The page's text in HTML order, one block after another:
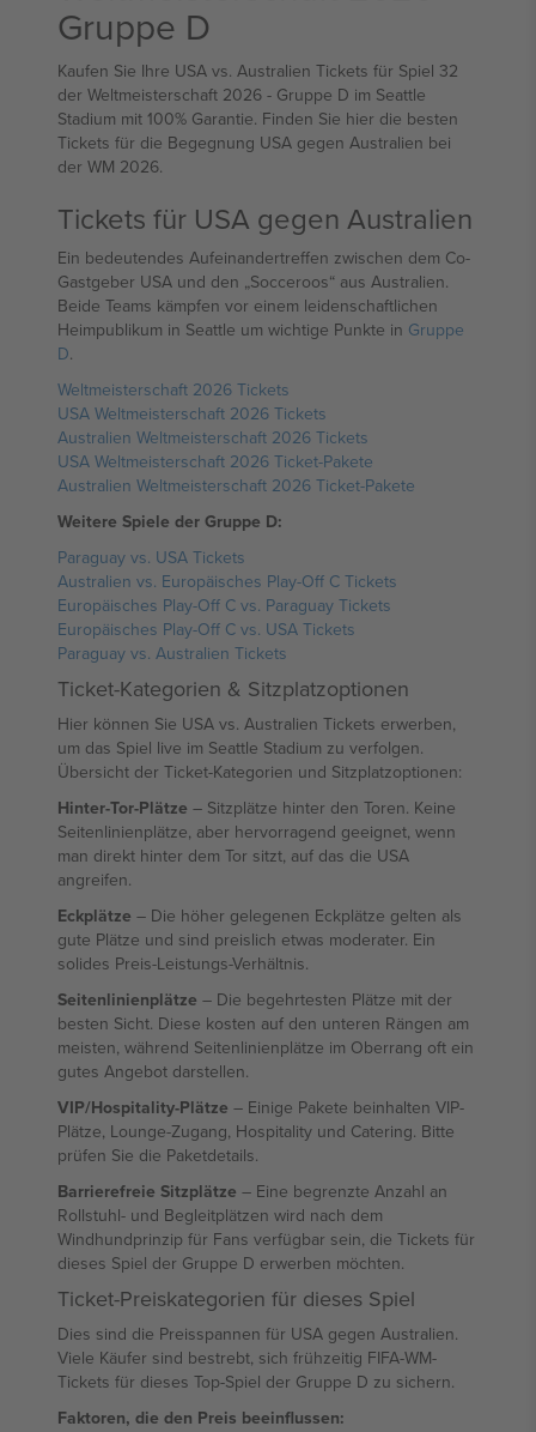
Gruppe D
Kaufen Sie Ihre USA vs. Australien Tickets für Spiel 32
der Weltmeisterschaft 2026 - Gruppe D im Seattle
Stadium mit 100% Garantie. Finden Sie hier die besten
Tickets für die Begegnung USA gegen Australien bei
der WM 2026.
Tickets für USA gegen Australien
Ein bedeutendes Aufeinandertreffen zwischen dem Co-
Gastgeber USA und den „Socceroos“ aus Australien.
Beide Teams kämpfen vor einem leidenschaftlichen
Heimpublikum in Seattle um wichtige Punkte in Gruppe
D.
Weltmeisterschaft 2026 Tickets
USA Weltmeisterschaft 2026 Tickets
Australien Weltmeisterschaft 2026 Tickets
USA Weltmeisterschaft 2026 Ticket-Pakete
Australien Weltmeisterschaft 2026 Ticket-Pakete
Weitere Spiele der Gruppe D:
Paraguay vs. USA Tickets
Australien vs. Europäisches Play-Off C Tickets
Europäisches Play-Off C vs. Paraguay Tickets
Europäisches Play-Off C vs. USA Tickets
Paraguay vs. Australien Tickets
Ticket-Kategorien & Sitzplatzoptionen
Hier können Sie USA vs. Australien Tickets erwerben,
um das Spiel live im Seattle Stadium zu verfolgen.
Übersicht der Ticket-Kategorien und Sitzplatzoptionen:
Hinter-Tor-Plätze – Sitzplätze hinter den Toren. Keine
Seitenlinienplätze, aber hervorragend geeignet, wenn
man direkt hinter dem Tor sitzt, auf das die USA
angreifen.
Eckplätze – Die höher gelegenen Eckplätze gelten als
gute Plätze und sind preislich etwas moderater. Ein
solides Preis-Leistungs-Verhältnis.
Seitenlinienplätze – Die begehrtesten Plätze mit der
besten Sicht. Diese kosten auf den unteren Rängen am
meisten, während Seitenlinienplätze im Oberrang oft ein
gutes Angebot darstellen.
VIP/Hospitality-Plätze – Einige Pakete beinhalten VIP-
Plätze, Lounge-Zugang, Hospitality und Catering. Bitte
prüfen Sie die Paketdetails.
Barrierefreie Sitzplätze – Eine begrenzte Anzahl an
Rollstuhl- und Begleitplätzen wird nach dem
Windhundprinzip für Fans verfügbar sein, die Tickets für
dieses Spiel der Gruppe D erwerben möchten.
Ticket-Preiskategorien für dieses Spiel
Dies sind die Preisspannen für USA gegen Australien.
Viele Käufer sind bestrebt, sich frühzeitig FIFA-WM-
Tickets für dieses Top-Spiel der Gruppe D zu sichern.
Faktoren, die den Preis beeinflussen: